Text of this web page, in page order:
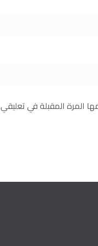
المرة المقبلة في